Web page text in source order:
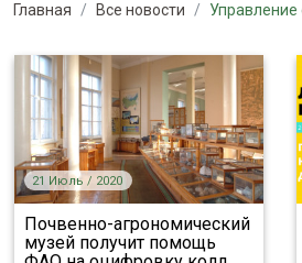
Главная Все новости Управление
21 Июль / 2020
Почвенно-агрономический
музей получит помощь